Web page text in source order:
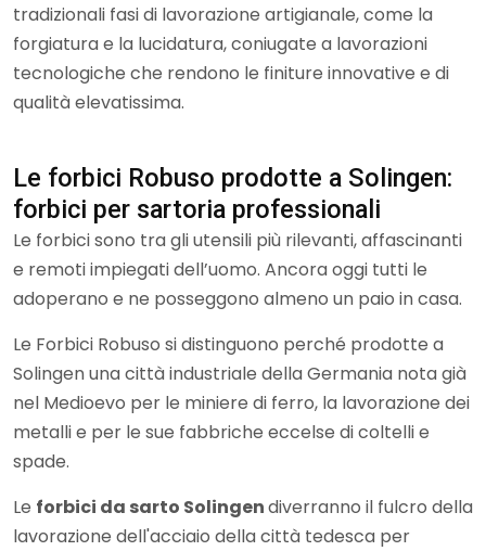
tradizionali fasi di lavorazione artigianale, come la
forgiatura e la lucidatura, coniugate a lavorazioni
tecnologiche che rendono le finiture innovative e di
qualità elevatissima.
Le forbici Robuso prodotte a Solingen:
forbici per sartoria professionali
Le forbici sono tra gli utensili più rilevanti, affascinanti
e remoti impiegati dell’uomo. Ancora oggi tutti le
adoperano e ne posseggono almeno un paio in casa.
Le Forbici Robuso si distinguono perché prodotte a
Solingen una città industriale della Germania nota già
nel Medioevo per le miniere di ferro, la lavorazione dei
metalli e per le sue fabbriche eccelse di coltelli e
spade.
Le forbici da sarto Solingendiverranno il fulcro della
lavorazione dell'acciaio della città tedesca per